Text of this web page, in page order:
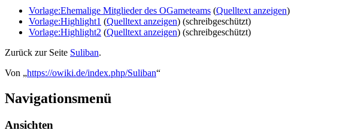
Vorlage:Ehemalige Mitglieder des OGameteams (Quelltext anzeigen)
Vorlage:Highlight1 (Quelltext anzeigen) (schreibgeschützt)
Vorlage:Highlight2 (Quelltext anzeigen) (schreibgeschützt)
Zurück zur Seite Suliban.
Von „https://owiki.de/index.php/Suliban“
Navigationsmenü
Ansichten